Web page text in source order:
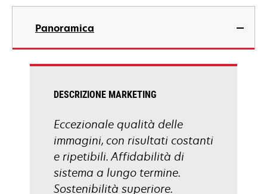
Panoramica
DESCRIZIONE MARKETING
Eccezionale qualità delle
immagini, con risultati costanti
e ripetibili. Affidabilità di
sistema a lungo termine.
Sostenibilità superiore.